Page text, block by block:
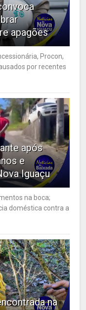
apagões
Procon,
por recentes
após
e
Iguaçu
na boca;
doméstica contra a
na